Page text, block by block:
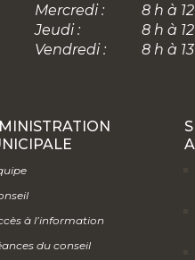
Mercredi :
8 h à
Jeudi :
8 h à
Vendredi :
8 h à
à l’information
du conseil